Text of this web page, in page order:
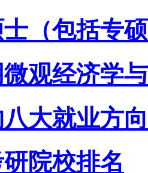
（包括专
观经济学
大就业方
院校排名